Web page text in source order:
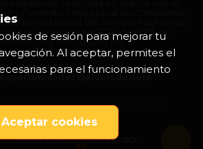
y Fomento Empresarial de Compensar
por la Unidad del Servicio Público de
con la resolución 0038 de 2023, de
será contactado por
esta organización.
S.A Todos los derechos reservados
aliado con
de sesión para mejorar tu
Al aceptar, permites el
para el funcionamiento
Aceptar cookies